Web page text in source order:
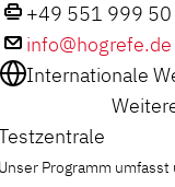
+49 551 999
info@hogrefe.de
Internationale
Programm